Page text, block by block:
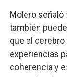
Molero
también
que el
experiencias
coherencia y